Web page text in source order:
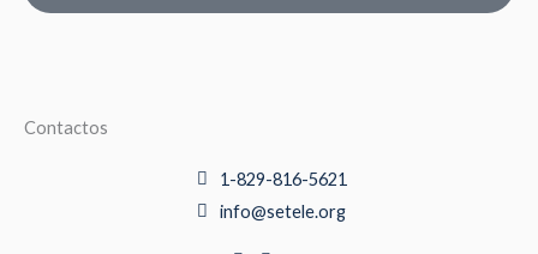
Contactos
1-829-816-5621
info@setele.org